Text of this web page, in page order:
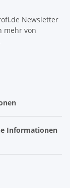
Newsletter
mehr von
Informationen